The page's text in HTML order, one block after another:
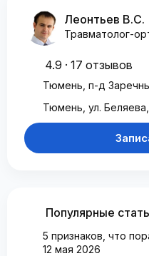
Леонтьев В.С.
Травматолог-
4.9 · 17 отзывов
Тюмень, п-д
Тюмень, ул.
Популярные
5 признаков, что
12 мая 2026